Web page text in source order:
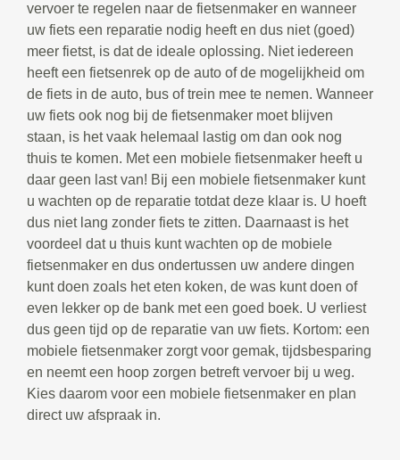
vervoer te regelen naar de fietsenmaker en wanneer
uw fiets een reparatie nodig heeft en dus niet (goed)
meer fietst, is dat de ideale oplossing. Niet iedereen
heeft een fietsenrek op de auto of de mogelijkheid om
de fiets in de auto, bus of trein mee te nemen. Wanneer
uw fiets ook nog bij de fietsenmaker moet blijven
staan, is het vaak helemaal lastig om dan ook nog
thuis te komen. Met een mobiele fietsenmaker heeft u
daar geen last van! Bij een mobiele fietsenmaker kunt
u wachten op de reparatie totdat deze klaar is. U hoeft
dus niet lang zonder fiets te zitten. Daarnaast is het
voordeel dat u thuis kunt wachten op de mobiele
fietsenmaker en dus ondertussen uw andere dingen
kunt doen zoals het eten koken, de was kunt doen of
even lekker op de bank met een goed boek. U verliest
dus geen tijd op de reparatie van uw fiets. Kortom: een
mobiele fietsenmaker zorgt voor gemak, tijdsbesparing
en neemt een hoop zorgen betreft vervoer bij u weg.
Kies daarom voor een mobiele fietsenmaker en plan
direct uw afspraak in.